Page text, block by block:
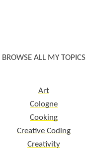
BROWSE ALL MY TOPICS
Art
Cologne
Cooking
Creative Coding
Creativity